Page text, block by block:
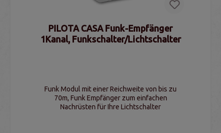
PILOTA CASA Funk-Empfänger
1Kanal, Funkschalter/Lichtschalter
Funk Modul mit einer Reichweite von bis zu
70m, Funk Empfänger zum einfachen
Nachrüsten für Ihre Lichtschalter